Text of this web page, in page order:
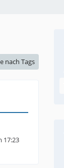
nach Tags
17:23